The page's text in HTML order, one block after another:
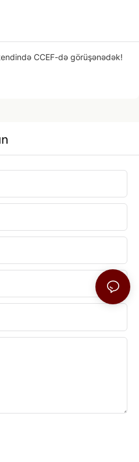
CCEF-də görüşənədək!